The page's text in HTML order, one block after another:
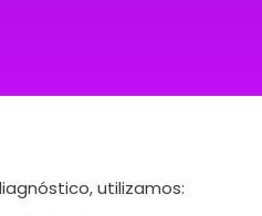
utilizamos: